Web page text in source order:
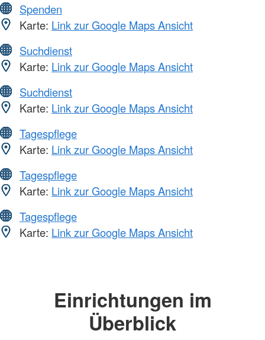
Spenden
Karte: Link zur Google Maps Ansicht
Suchdienst
Karte: Link zur Google Maps Ansicht
Suchdienst
Karte: Link zur Google Maps Ansicht
Tagespflege
Karte: Link zur Google Maps Ansicht
Tagespflege
Karte: Link zur Google Maps Ansicht
Tagespflege
Karte: Link zur Google Maps Ansicht
Einrichtungen im
Überblick